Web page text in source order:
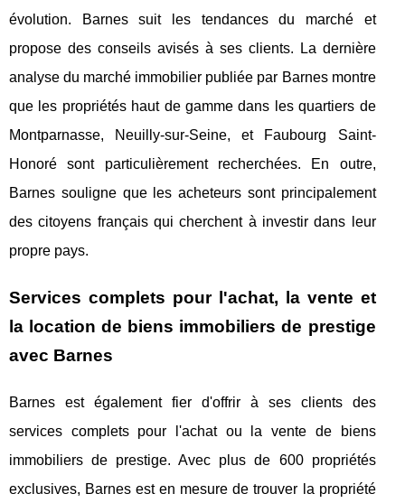
évolution. Barnes suit les tendances du marché et
propose des conseils avisés à ses clients. La dernière
analyse du marché immobilier publiée par Barnes montre
que les propriétés haut de gamme dans les quartiers de
Montparnasse, Neuilly-sur-Seine, et Faubourg Saint-
Honoré sont particulièrement recherchées. En outre,
Barnes souligne que les acheteurs sont principalement
des citoyens français qui cherchent à investir dans leur
propre pays.
Services complets pour l'achat, la vente et
la location de biens immobiliers de prestige
avec Barnes
Barnes est également fier d'offrir à ses clients des
services complets pour l'achat ou la vente de biens
immobiliers de prestige. Avec plus de 600 propriétés
exclusives, Barnes est en mesure de trouver la propriété